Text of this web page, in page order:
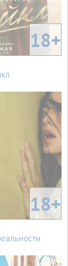
18+
18+